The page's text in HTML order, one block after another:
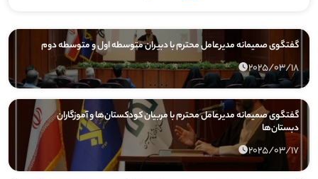
گفتگوی صمیمانه مدیرعامل محترم با دبیران متوسطه اول و متوسطه دوم
2025/03/18
گفتگوی صمیمانه مدیرعامل محترم با مربیان کودکستان‌ها و آموزگاران
دبستان‌ها
2025/03/17